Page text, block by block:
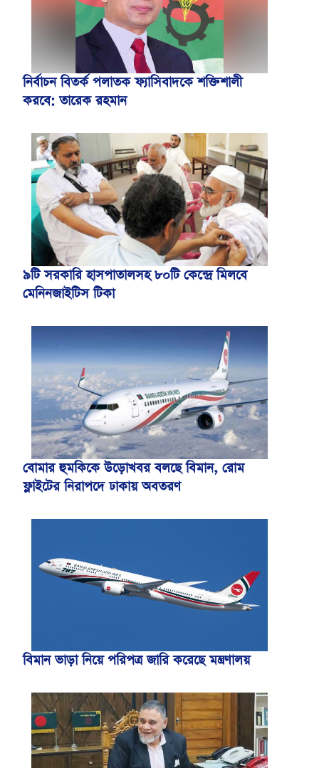
নির্বাচন বিতর্ক পলাতক ফ্যাসিবাদকে শক্তিশালী
করবে: তারেক রহমান
৯টি সরকারি হাসপাতালসহ ৮০টি কেন্দ্রে মিলবে
মেনিনজাইটিস টিকা
বোমার হুমকিকে উড়োখবর বলছে বিমান, রোম
ফ্লাইটের নিরাপদে ঢাকায় অবতরণ
বিমান ভাড়া নিয়ে পরিপত্র জারি করেছে মন্ত্রণালয়